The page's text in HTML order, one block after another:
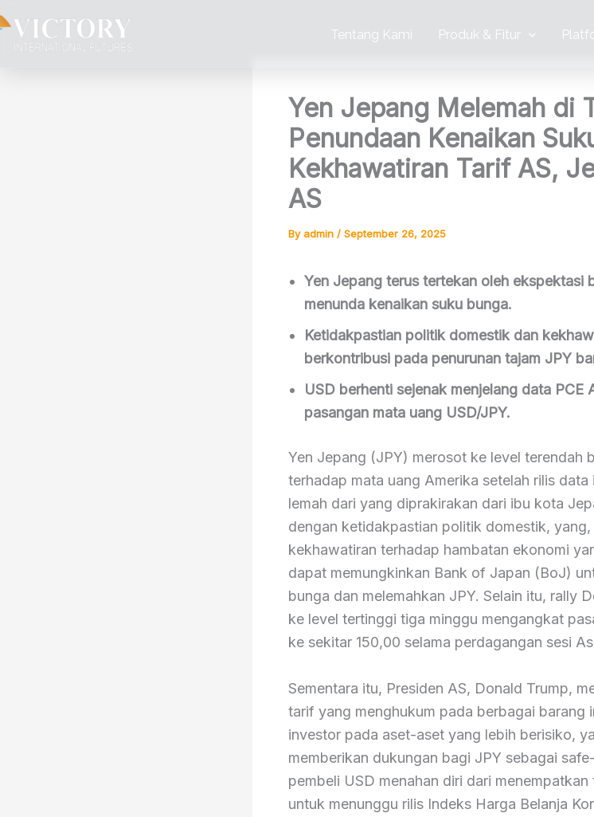
to
Tentang Kami Produk & Fitur
Yen Jepang Melemah di
Penundaan Kenaikan
Kekhawatiran Tarif AS,
AS
Byadmin / September 26, 2025
Yen Jepang terus tertekan oleh ekspektasi
menunda kenaikan suku bunga.
Ketidakpastian politik domestik dan
berkontribusi pada penurunan tajam JPY
USD berhenti sejenak menjelang data PCE
pasangan mata uang USD/JPY.
Yen Jepang (JPY) merosot ke level terendah
terhadap mata uang Amerika setelah rilis
lemah dari yang diprakirakan dari ibu kota
dengan ketidakpastian politik domestik, yang,
kekhawatiran terhadap hambatan ekonomi
dapat memungkinkan Bank of Japan (BoJ)
bunga dan melemahkan JPY. Selain itu, rally
ke level tertinggi tiga minggu mengangkat
ke sekitar 150,00 selama perdagangan sesi
Sementara itu, Presiden AS, Donald Trump,
tarif yang menghukum pada berbagai barang
investor pada aset-aset yang lebih berisiko,
memberikan dukungan bagi JPY sebagai
pembeli USD menahan diri dari
untuk menunggu rilis Indeks Harga Belanja